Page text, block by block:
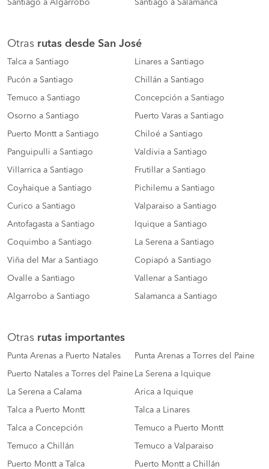
Santiago a Algarrobo Santiago a Salamanca
Otras rutas desde San José
Talca a Santiago Linares a Santiago
Pucón a Santiago Chillán a Santiago
Temuco a Santiago Concepción a Santiago
Osorno a Santiago Puerto Varas a Santiago
Puerto Montt a Santiago Chiloé a Santiago
Panguipulli a Santiago Valdivia a Santiago
Villarrica a Santiago Frutillar a Santiago
Coyhaique a Santiago Pichilemu a Santiago
Curico a Santiago Valparaiso a Santiago
Antofagasta a Santiago Iquique a Santiago
Coquimbo a Santiago La Serena a Santiago
Viña del Mar a Santiago Copiapó a Santiago
Ovalle a Santiago Vallenar a Santiago
Algarrobo a Santiago Salamanca a Santiago
Otras rutas importantes
Punta Arenas a Puerto Natales Punta Arenas a Torres del Paine
Puerto Natales a Torres del Paine La Serena a Iquique
La Serena a Calama Arica a Iquique
Talca a Puerto Montt Talca a Linares
Talca a Concepción Temuco a Puerto Montt
Temuco a Chillán Temuco a Valparaiso
Puerto Montt a Talca Puerto Montt a Chillán